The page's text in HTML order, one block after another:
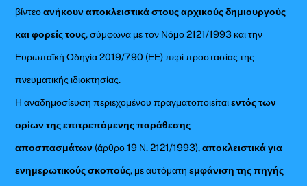
βίντεοανήκουν αποκλειστικά στους αρχικούς δημιουργούς
και φορείς τους, σύμφωνα με τον Νόμο 2121/1993 και την
Ευρωπαϊκή Οδηγία 2019/790 (ΕΕ) περί προστασίας της
πνευματικής ιδιοκτησίας.
Η αναδημοσίευση περιεχομένου πραγματοποιείταιεντός των
ορίων της επιτρεπόμενης παράθεσης
αποσπασμάτων (άρθρο 19 Ν. 2121/1993),αποκλειστικά για
ενημερωτικούς σκοπούς, με αυτόματηεμφάνιση της πηγής